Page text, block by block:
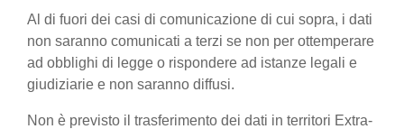
Al di fuori dei casi di comunicazione di cui sopra, i dati
non saranno comunicati a terzi se non per ottemperare
ad obblighi di legge o rispondere ad istanze legali e
giudiziarie e non saranno diffusi.
Non è previsto il trasferimento dei dati in territori Extra-